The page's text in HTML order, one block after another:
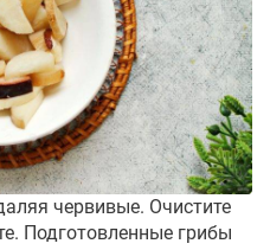
червивые. Очистите
Подготовленные грибы